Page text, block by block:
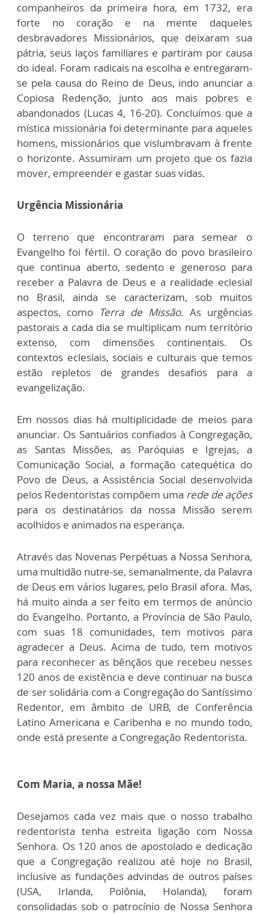
companheiros da primeira hora, em 1732, era
forte no coração e na mente daqueles
desbravadores Missionários, que deixaram sua
pátria, seus laços familiares e partiram por causa
do ideal. Foram radicais na escolha e entregaram-
se pela causa do Reino de Deus, indo anunciar a
Copiosa Redenção, junto aos mais pobres e
abandonados (Lucas 4, 16-20). Concluímos que a
mística missionária foi determinante para aqueles
homens, missionários que vislumbravam à frente
o horizonte. Assumiram um projeto que os fazia
mover, empreender e gastar suas vidas.
Urgência Missionária
O terreno que encontraram para semear o
Evangelho foi fértil. O coração do povo brasileiro
que continua aberto, sedento e generoso para
receber a Palavra de Deus e a realidade eclesial
no Brasil, ainda se caracterizam, sob muitos
aspectos, como Terra de Missão. As urgências
pastorais a cada dia se multiplicam num território
extenso, com dimensões continentais. Os
contextos eclesiais, sociais e culturais que temos
estão repletos de grandes desafios para a
evangelização.
Em nossos dias há multiplicidade de meios para
anunciar. Os Santuários confiados à Congregação,
as Santas Missões, as Paróquias e Igrejas, a
Comunicação Social, a formação catequética do
Povo de Deus, a Assistência Social desenvolvida
pelos Redentoristas compõem uma rede de ações
para os destinatários da nossa Missão serem
acolhidos e animados na esperança.
Através das Novenas Perpétuas a Nossa Senhora,
uma multidão nutre-se, semanalmente, da Palavra
de Deus em vários lugares, pelo Brasil afora. Mas,
há muito ainda a ser feito em termos de anúncio
do Evangelho. Portanto, a Província de São Paulo,
com suas 18 comunidades, tem motivos para
agradecer a Deus. Acima de tudo, tem motivos
para reconhecer as bênçãos que recebeu nesses
120 anos de existência e deve continuar na busca
de ser solidária com a Congregação do Santíssimo
Redentor, em âmbito de URB, de Conferência
Latino Americana e Caribenha e no mundo todo,
onde está presente a Congregação Redentorista.
Com Maria, a nossa Mãe!
Desejamos cada vez mais que o nosso trabalho
redentorista tenha estreita ligação com Nossa
Senhora. Os 120 anos de apostolado e dedicação
que a Congregação realizou até hoje no Brasil,
inclusive as fundações advindas de outros países
(USA, Irlanda, Polônia, Holanda), foram
consolidadas sob o patrocínio de Nossa Senhora